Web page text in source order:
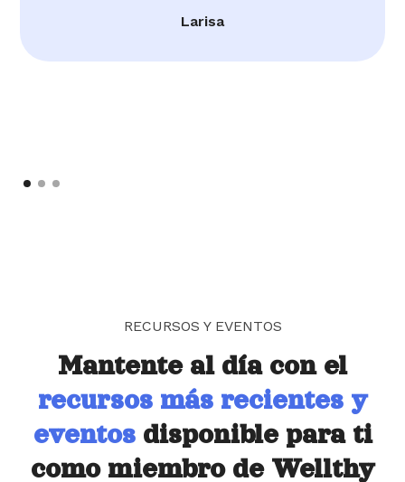
Larisa
RECURSOS Y EVENTOS
Mantente al día con el
recursos más recientes y
eventosdisponible para ti
como miembro de Wellthy